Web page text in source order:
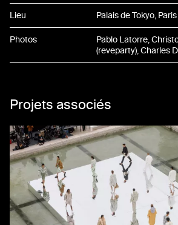
Lieu Palais de Tokyo, Paris
Photos
Pablo Latorre,
(reveparty), Charles
Projets associés